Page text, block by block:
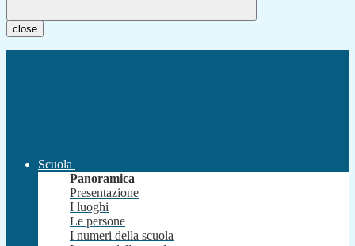
close
Scuola
Panoramica
Presentazione
I luoghi
Le persone
I numeri della scuola